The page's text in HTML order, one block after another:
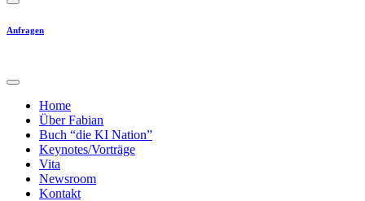
Anfragen
Home
Über Fabian
Buch “die KI Nation”
Keynotes/Vorträge
Vita
Newsroom
Kontakt